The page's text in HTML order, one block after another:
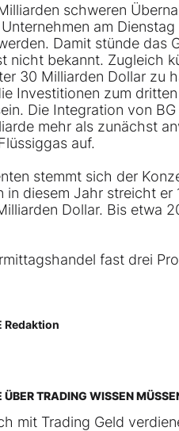
schweren
am
Damit stünde das
nicht bekannt. Zugleich
30 Milliarden Dollar zu
Investitionen zum
Die Integration von
mehr als zunächst
auf.
stemmt sich der
in diesem Jahr streicht
Dollar. Bis etwa
fast drei
Redaktion
TRADING WISSEN
mit Trading Geld